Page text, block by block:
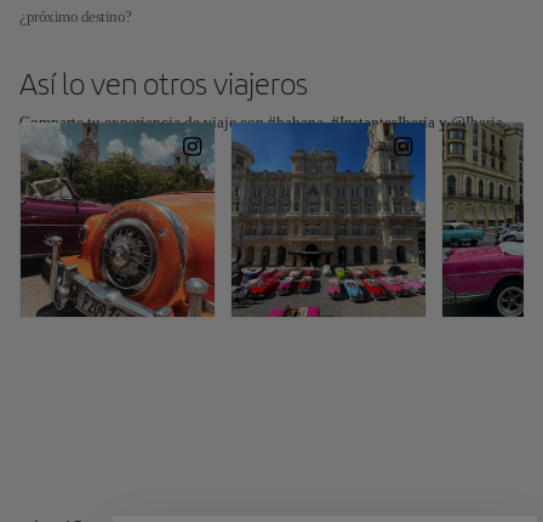
¿próximo destino?
Así lo ven otros viajeros
Comparte tu experiencia de viaje con #habana, #InstantesIberia y @Iberia